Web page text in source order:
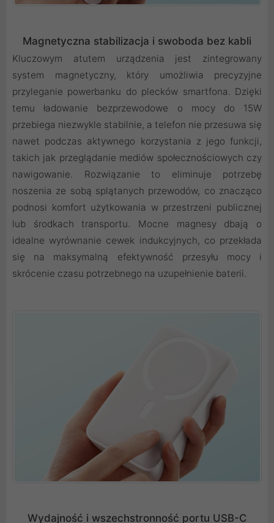
Magnetyczna stabilizacja i swoboda bez kabli
Kluczowym atutem urządzenia jest zintegrowany
system magnetyczny, który umożliwia precyzyjne
przyleganie powerbanku do plecków smartfona. Dzięki
temu ładowanie bezprzewodowe o mocy do 15W
przebiega niezwykle stabilnie, a telefon nie przesuwa się
nawet podczas aktywnego korzystania z jego funkcji,
takich jak przeglądanie mediów społecznościowych czy
nawigowanie. Rozwiązanie to eliminuje potrzebę
noszenia ze sobą splątanych przewodów, co znacząco
podnosi komfort użytkowania w przestrzeni publicznej
lub środkach transportu. Mocne magnesy dbają o
idealne wyrównanie cewek indukcyjnych, co przekłada
się na maksymalną efektywność przesyłu mocy i
skrócenie czasu potrzebnego na uzupełnienie baterii.
Wydajność i wszechstronność portu USB-C